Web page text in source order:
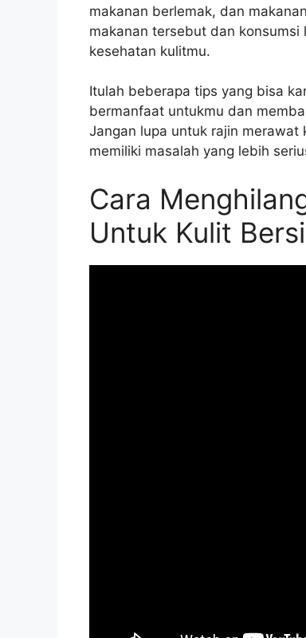
makanan berlemak, dan
makanan tersebut dan
kesehatan kulitmu.
Itulah beberapa tips yang bisa
bermanfaat untukmu dan
Jangan lupa untuk rajin
memiliki masalah yang lebih
Cara
Untuk Kulit